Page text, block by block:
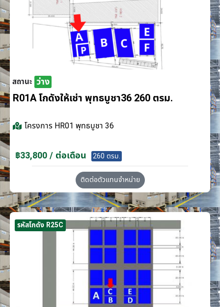
สถานะ ว่าง
R01A โกดังให้เช่า พุทธบูชา36 260 ตรม.
โครงการ HR01 พุทธบูชา 36
฿33,800 / ต่อเดือน 260 ตรม.
ติดต่อตัวแทนจำหน่าย
รหัสโกดัง R25C